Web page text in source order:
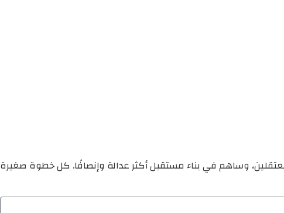
وساهم في بناء مستقبل أكثر عدالة وإنصافًا. كل خطوة صغيرة